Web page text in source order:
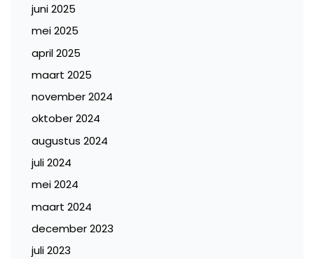
juni 2025
mei 2025
april 2025
maart 2025
november 2024
oktober 2024
augustus 2024
juli 2024
mei 2024
maart 2024
december 2023
juli 2023